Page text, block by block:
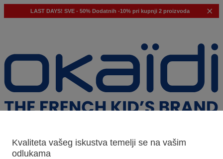
LAST DAYS! SVE - 50% Dodatnih -10% pri kupnji 2 proizvoda
Kvaliteta vašeg iskustva temelji se na vašim
odlukama